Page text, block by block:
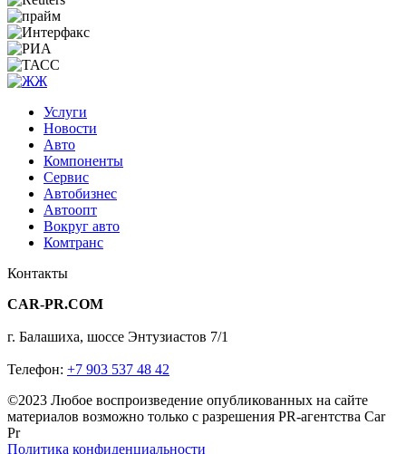
Услуги
Новости
Авто
Компоненты
Сервис
Автобизнес
Автоопт
Вокруг авто
Комтранс
Контакты
CAR-PR.COM
г. Балашиха, шоссе Энтузиастов 7/1
Телефон: +7 903 537 48 42
©2023 Любое воспроизведение опубликованных на сайте
материалов возможно только с разрешения PR-агентства Car
Pr
Политика конфиденциальности